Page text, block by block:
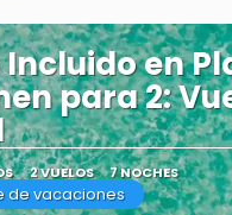
Incluido en
para 2:
2 VUELOS 7 NOCHES
de vacaciones